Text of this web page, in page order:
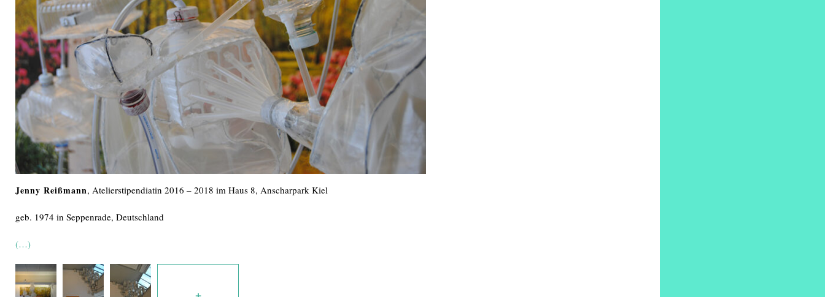
Jenny Reißmann, Atelierstipendiatin 2016 – 2018 im Haus 8, Anscharpark Kiel
geb. 1974 in Seppenrade, Deutschland
(…)